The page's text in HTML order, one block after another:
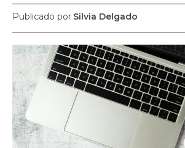
SUBSCRIBE
Welcome to Liberty Case
We have a curated list of the most
across the globe. With any subscription
toexclusive articles that let you stay
Publicado por Silvia Delgado